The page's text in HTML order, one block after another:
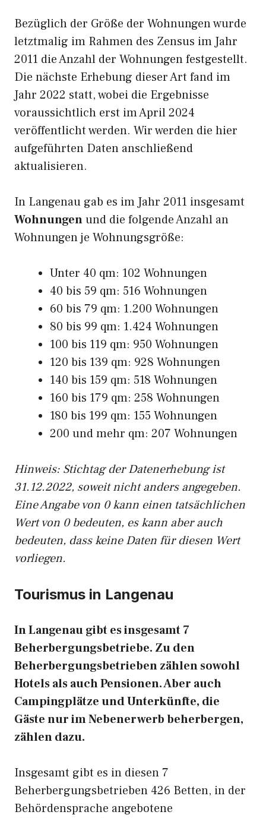
Bezüglich der Größe der Wohnungen wurde
letztmalig im Rahmen des Zensus im Jahr
2011 die Anzahl der Wohnungen festgestellt.
Die nächste Erhebung dieser Art fand im
Jahr 2022 statt, wobei die Ergebnisse
voraussichtlich erst im April 2024
veröffentlicht werden. Wir werden die hier
aufgeführten Daten anschließend
aktualisieren.
In Langenau gab es im Jahr 2011 insgesamt
Wohnungenund die folgende Anzahl an
Wohnungen je Wohnungsgröße:
Unter 40 qm: 102 Wohnungen
40 bis 59 qm: 516 Wohnungen
60 bis 79 qm: 1.200 Wohnungen
80 bis 99 qm: 1.424 Wohnungen
100 bis 119 qm: 950 Wohnungen
120 bis 139 qm: 928 Wohnungen
140 bis 159 qm: 518 Wohnungen
160 bis 179 qm: 258 Wohnungen
180 bis 199 qm: 155 Wohnungen
200 und mehr qm: 207 Wohnungen
Hinweis: Stichtag der Datenerhebung ist
31.12.2022, soweit nicht anders angegeben.
Eine Angabe von 0 kann einen tatsächlichen
Wert von 0 bedeuten, es kann aber auch
bedeuten, dass keine Daten für diesen Wert
vorliegen.
Tourismus in Langenau
In Langenau gibt es insgesamt 7
Beherbergungsbetriebe. Zu den
Beherbergungsbetrieben zählen sowohl
Hotels als auch Pensionen. Aber auch
Campingplätze und Unterkünfte, die
Gäste nur im Nebenerwerb beherbergen,
zählen dazu.
Insgesamt gibt es in diesen 7
Beherbergungsbetrieben 426 Betten, in der
Behördensprache angebotene